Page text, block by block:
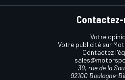
Votre
Votre publicité sur
Contactez
39, rue de la
92100 Boulogne-